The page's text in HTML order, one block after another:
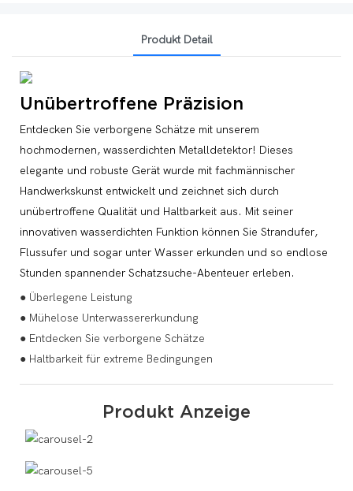
Produkt Detail
Unübertroffene Präzision
Entdecken Sie verborgene Schätze mit unserem
hochmodernen, wasserdichten Metalldetektor! Dieses
elegante und robuste Gerät wurde mit fachmännischer
Handwerkskunst entwickelt und zeichnet sich durch
unübertroffene Qualität und Haltbarkeit aus. Mit seiner
innovativen wasserdichten Funktion können Sie Strandufer,
Flussufer und sogar unter Wasser erkunden und so endlose
Stunden spannender Schatzsuche-Abenteuer erleben.
● Überlegene Leistung
● Mühelose Unterwassererkundung
● Entdecken Sie verborgene Schätze
● Haltbarkeit für extreme Bedingungen
Produkt Anzeige